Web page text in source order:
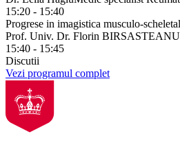
15:20 - 15:40
Progrese in imagistica musculo-
Prof. Univ. Dr. Florin BIRSASTEANU
15:40 - 15:45
Discutii
Vezi programul complet